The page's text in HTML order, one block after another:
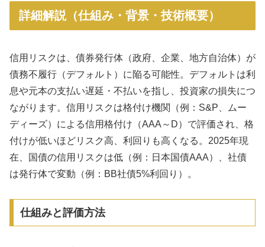
詳細解説（仕組み・背景・技術概要）
信用リスクは、債券発行体（政府、企業、地方自治体）が
債務不履行（デフォルト）に陥る可能性。デフォルトは利
息や元本の支払い遅延・不払いを指し、投資家の損失につ
ながります。信用リスクは格付け機関（例：S&P、ムー
ディーズ）による信用格付け（AAA～D）で評価され、格
付けが低いほどリスク高、利回りも高くなる。2025年現
在、国債の信用リスクは低（例：日本国債AAA）、社債
は発行体で変動（例：BB社債5%利回り）。
仕組みと評価方法